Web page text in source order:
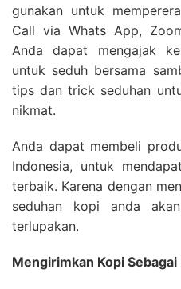
gunakan untuk
Call via Whats App,
Anda dapat mengajak
untuk seduh bersama
tips dan trick seduhan
nikmat.
Anda dapat membeli
Indonesia, untuk
terbaik. Karena dengan
seduhan kopi anda
terlupakan.
Mengirimkan Kopi Sebagai